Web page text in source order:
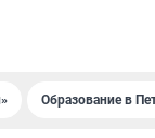
Образование в